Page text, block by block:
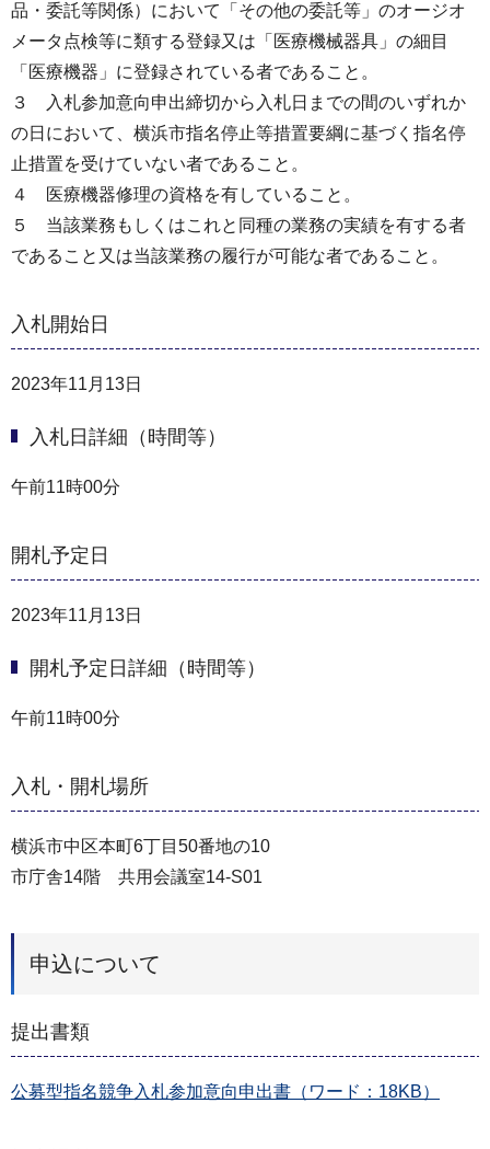
品・委託等関係）において「その他の委託等」のオージオ
メータ点検等に類する登録又は「医療機械器具」の細目
「医療機器」に登録されている者であること。
３ 入札参加意向申出締切から入札日までの間のいずれか
の日において、横浜市指名停止等措置要綱に基づく指名停
止措置を受けていない者であること。
４ 医療機器修理の資格を有していること。
５ 当該業務もしくはこれと同種の業務の実績を有する者
であること又は当該業務の履行が可能な者であること。
入札開始日
2023年11月13日
入札日詳細（時間等）
午前11時00分
開札予定日
2023年11月13日
開札予定日詳細（時間等）
午前11時00分
入札・開札場所
横浜市中区本町6丁目50番地の10
市庁舎14階 共用会議室14‐S01
申込について
提出書類
公募型指名競争入札参加意向申出書（ワード：18KB）